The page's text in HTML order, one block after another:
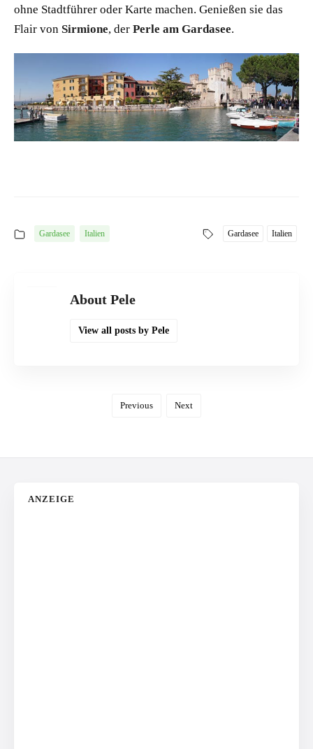
ohne Stadtführer oder Karte machen. Genießen sie das
Flair von Sirmione, der Perle am Gardasee.
Gardasee Italien Gardasee Italien
About Pele
View all posts by Pele
Previous Next
ANZEIGE